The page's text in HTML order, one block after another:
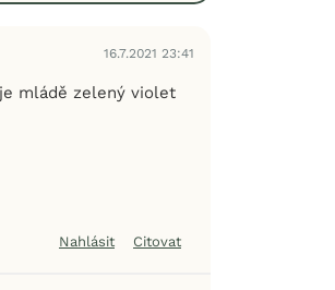
16.7.2021 23:41
mládě zelený violet
Nahlásit Citovat